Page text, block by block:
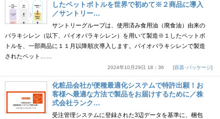
したペットボトルを世界で初めて※２商品に導入
／サントリー…
サントリーグループは、使用済み食用油（廃食油）由来の
パラキシレン（以下、バイオパラキシレン）を用いて製造※１したペットボ
トルを、一部商品に１１月以降順次導入します。バイオパラキシレンで製造
されたペット……
2024年10月29日 18：36 容器･パッケージ
化粧品会社が便種最適化システムで特許出願！お
客様へ最適な方法で製品をお届けするために／株
式会社ランク…
受注管理システムに登録された3辺データを基準に、梱包